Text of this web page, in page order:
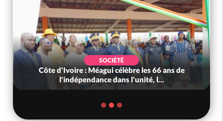
SOCIÉTÉ
Côte d'Ivoire : Méagui célèbre les 66 ans de
l'indépendance dans l'unité, l...